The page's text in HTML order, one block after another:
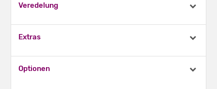
Veredelung
Extras
Optionen